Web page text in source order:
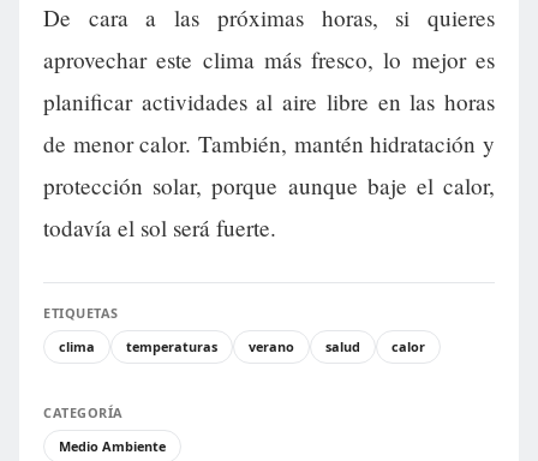
De cara a las próximas horas, si quieres
aprovechar este clima más fresco, lo mejor es
planificar actividades al aire libre en las horas
de menor calor. También, mantén hidratación y
protección solar, porque aunque baje el calor,
todavía el sol será fuerte.
ETIQUETAS
clima
temperaturas verano salud calor
CATEGORÍA
Medio Ambiente